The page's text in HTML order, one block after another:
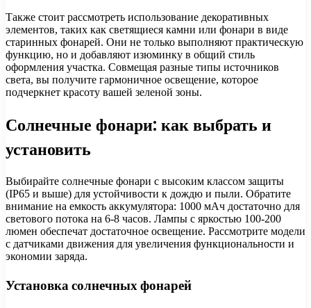
Также стоит рассмотреть использование декоративных
элементов, таких как светящиеся камни или фонари в виде
старинных фонарей. Они не только выполняют практическую
функцию, но и добавляют изюминку в общий стиль
оформления участка. Совмещая разные типы источников
света, вы получите гармоничное освещение, которое
подчеркнет красоту вашей зеленой зоны.
Солнечные фонари: как выбрать и
установить
Выбирайте солнечные фонари с высоким классом защиты
(IP65 и выше) для устойчивости к дождю и пыли. Обратите
внимание на емкость аккумулятора: 1000 мАч достаточно для
светового потока на 6-8 часов. Лампы с яркостью 100-200
люмен обеспечат достаточное освещение. Рассмотрите модели
с датчиками движения для увеличения функциональности и
экономии заряда.
Установка солнечных фонарей